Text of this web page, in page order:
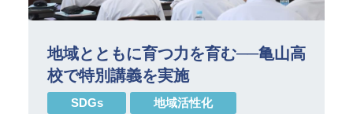
地域とともに育つ力を育む──亀山高
校で特別講義を実施
SDGs
地域活性化